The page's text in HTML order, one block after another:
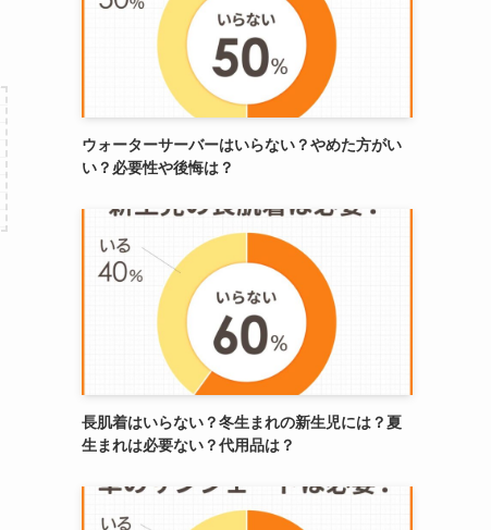
ウォーターサーバーはいらない？やめた方がい
い？必要性や後悔は？
長肌着はいらない？冬生まれの新生児には？夏
生まれは必要ない？代用品は？